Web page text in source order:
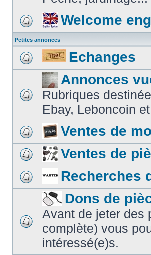
Welcome
Petites annonces
Echanges
Annonces
Rubriques
Ebay, Leboncoin
Ventes de
Ventes de
Recherches
Dons de
Avant de jeter des
complète) vous
intéressé(e)s.